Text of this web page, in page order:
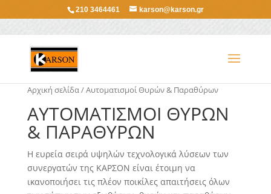
210 3464461 karson@karson.gr
Αρχική σελίδα/ Αυτοματισμοί Θυρών & Παραθύρων
ΑΥΤΟΜΑΤΙΣΜΟΊ ΘΥΡΏΝ
& ΠΑΡΑΘΎΡΩΝ
Η ευρεία σειρά υψηλών τεχνολογικά λύσεων των
συνεργατών της ΚΑΡΣΟΝ είναι έτοιμη να
ικανοποιήσει τις πλέον ποικίλες απαιτήσεις όλων